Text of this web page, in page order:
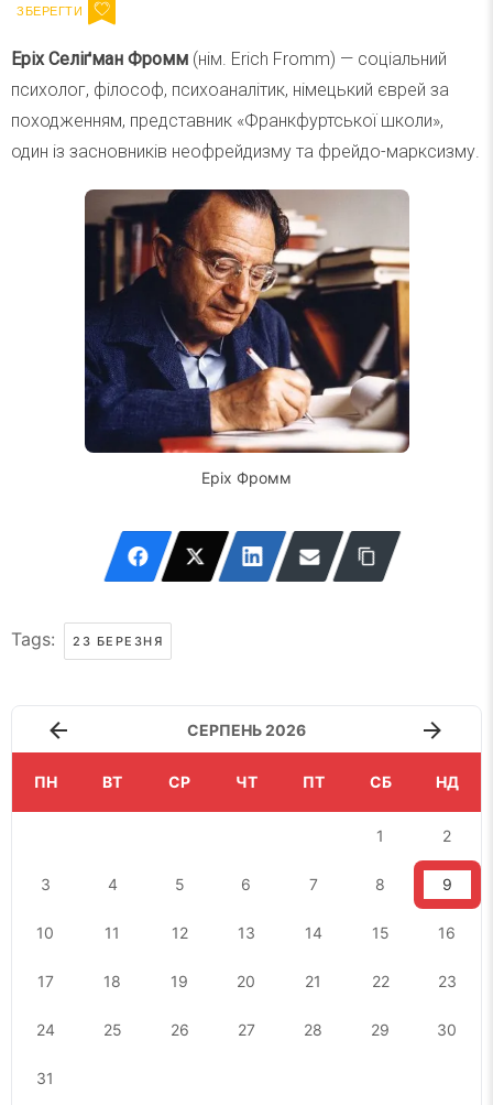
Еріх Селіґман Фромм (нім. Erich Fromm) — соціальний
психолог, філософ, психоаналітик, німецький єврей за
походженням, представник «Франкфуртської школи»,
один із засновників неофрейдизму та фрейдо-марксизму.
Еріх Фромм
Tags: 23 БЕРЕЗНЯ
СЕРПЕНЬ 2026
ПН ВТ СР ЧТ ПТ СБ НД
1 2
3 4 5 6 7 8 9
10 11 12 13 14 15 16
17 18 19 20 21 22 23
24 25 26 27 28 29 30
31